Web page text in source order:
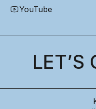
YouTube
LET’S